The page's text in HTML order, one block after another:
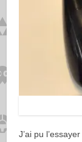
J’ai pu